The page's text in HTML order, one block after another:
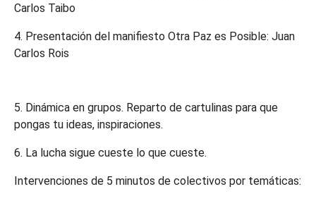
Carlos Taibo
4. Presentación del manifiesto Otra Paz es Posible: Juan
Carlos Rois
5. Dinámica en grupos. Reparto de cartulinas para que
pongas tu ideas, inspiraciones.
6. La lucha sigue cueste lo que cueste.
Intervenciones de 5 minutos de colectivos por temáticas: